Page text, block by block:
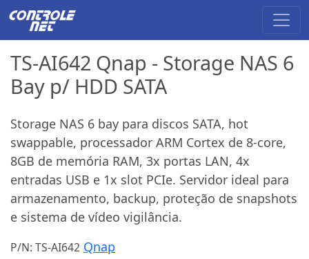
TS-AI642 Qnap - Storage NAS 6
Bay p/ HDD SATA
Storage NAS 6 bay para discos SATA, hot
swappable, processador ARM Cortex de 8-core,
8GB de memória RAM, 3x portas LAN, 4x
entradas USB e 1x slot PCIe. Servidor ideal para
armazenamento, backup, proteção de snapshots
e sistema de vídeo vigilância.
P/N: TS-AI642 Qnap